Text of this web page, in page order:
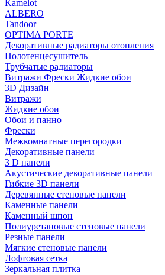
Kamelot
ALBERO
Tandoor
OPTIMA PORTE
Декоративные радиаторы отопления
Полотенцесушитель
Трубчатые радиаторы
Витражи Фрески Жидкие обои
3D Дизайн
Витражи
Жидкие обои
Обои и панно
Фрески
Межкомнатные перегородки
Декоративные панели
3 D панели
Акустические декоративные панели
Гибкие 3D панели
Деревянные стеновые панели
Каменные панели
Каменный шпон
Полиуретановые стеновые панели
Резные панели
Мягкие стеновые панели
Лофтовая сетка
Зеркальная плитка